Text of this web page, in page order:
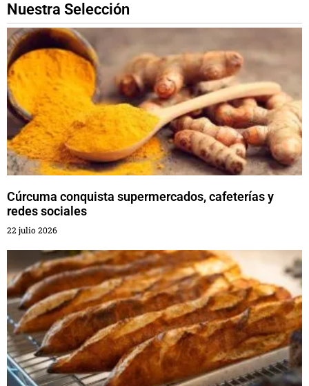
Nuestra Selección
Cúrcuma conquista supermercados, cafeterías y
redes sociales
22 julio 2026